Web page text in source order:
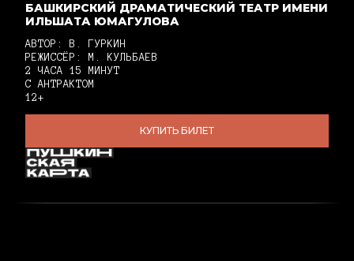
БАШКИРСКИЙ ДРАМАТИЧЕСКИЙ ТЕАТР ИМЕНИ
ИЛЬШАТА ЮМАГУЛОВА
АВТОР: В. ГУРКИН
РЕЖИССЁР: М. КУЛЬБАЕВ
2 ЧАСА 15 МИНУТ
С АНТРАКТОМ
12+
КУПИТЬ БИЛЕТ